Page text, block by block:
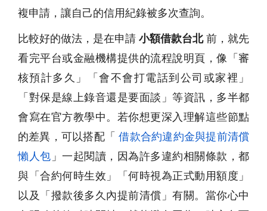
複申請，讓自己的信用紀錄被多次查詢。
比較好的做法，是在申請 小額借款台北前，就先
看完平台或金融機構提供的流程說明頁，像「審
核預計多久」「會不會打電話到公司或家裡」
「對保是線上錄音還是要面談」等資訊，多半都
會寫在官方教學中。若你想更深入理解這些節點
的差異，可以搭配「 借款合約違約金與提前清償
懶人包 」一起閱讀，因為許多違約相關條款，都
與「合約何時生效」「何時視為正式動用額度」
以及「撥款後多久內提前清償」有關。當你心中